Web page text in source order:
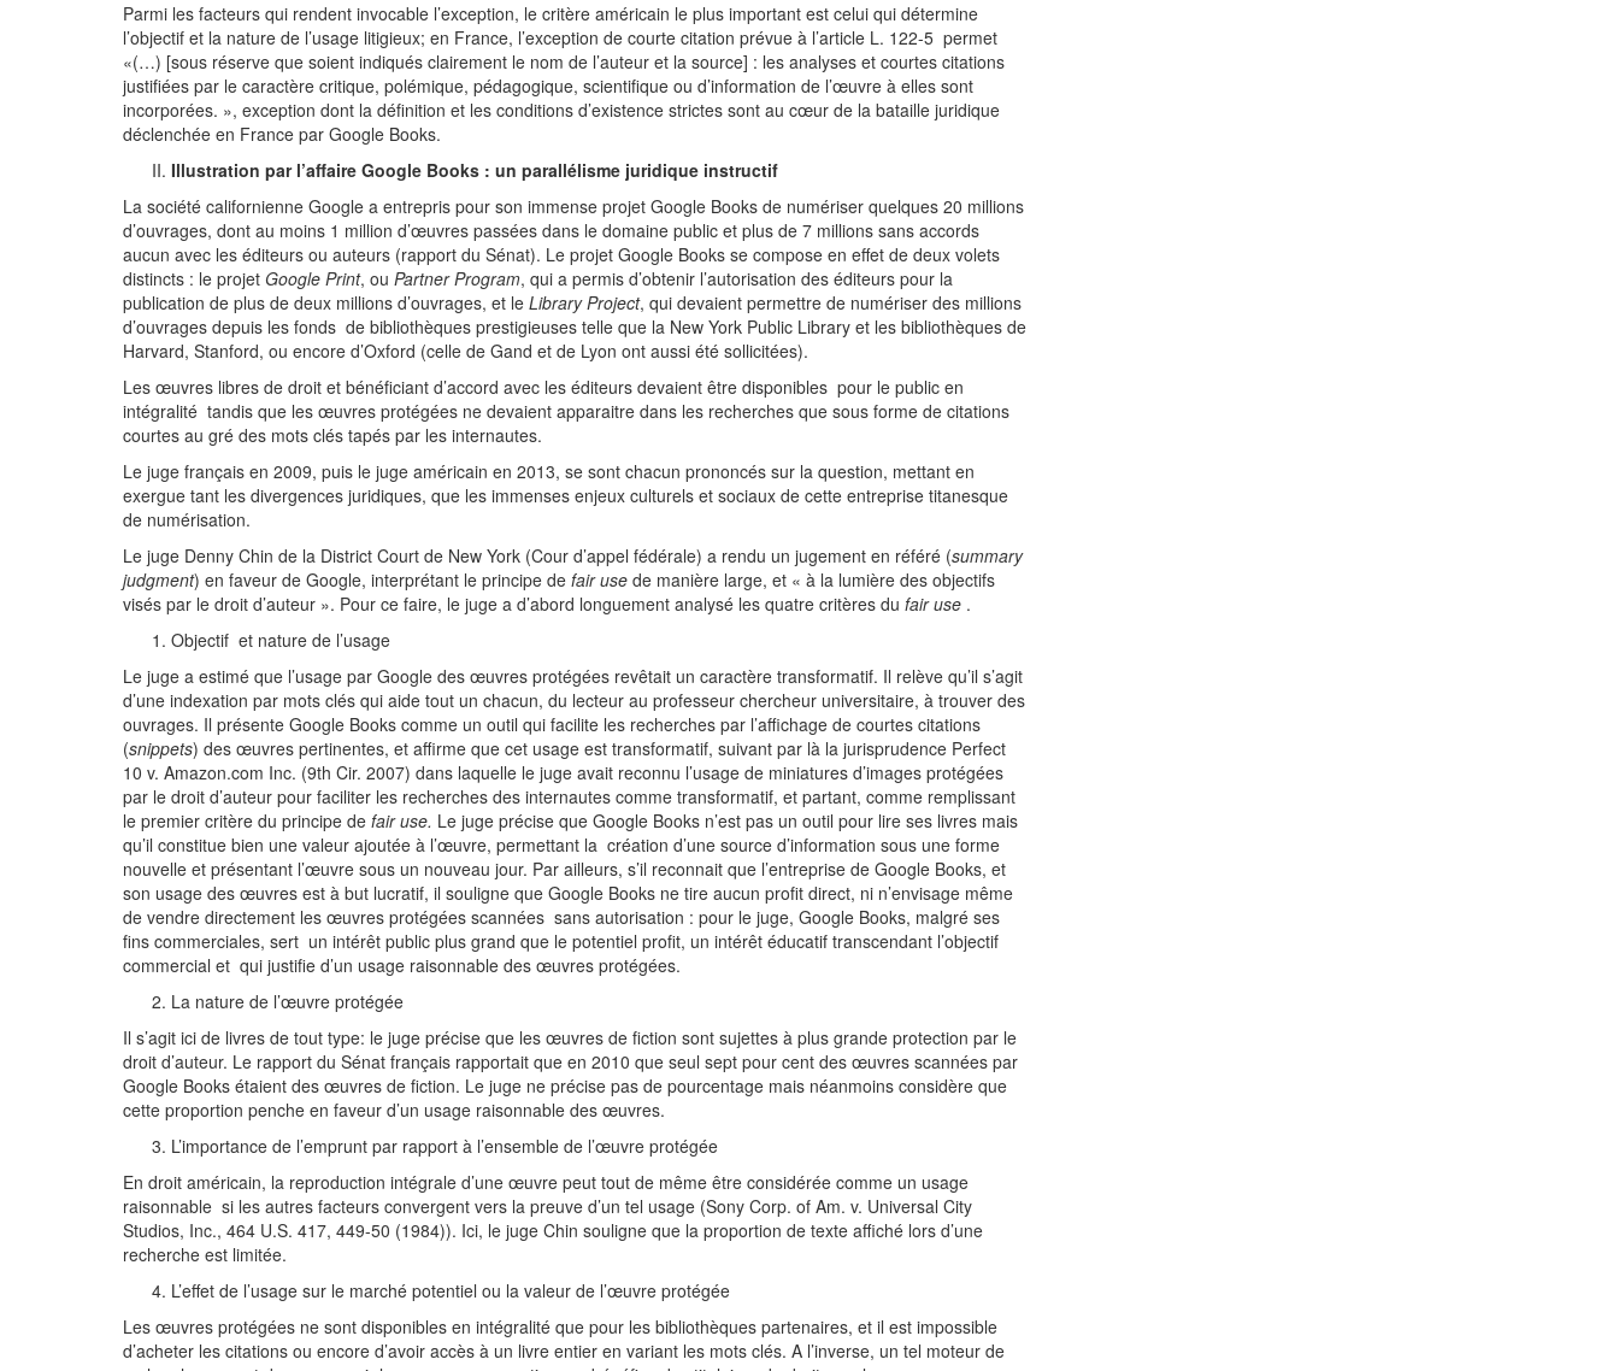
Parmi les facteurs qui rendent invocable l’exception, le critère américain le plus important est celui qui détermine
l’objectif et la nature de l’usage litigieux; en France, l’exception de courte citation prévue à l’article L. 122-5 permet
«(…) [sous réserve que soient indiqués clairement le nom de l’auteur et la source] : les analyses et courtes citations
justifiées par le caractère critique, polémique, pédagogique, scientifique ou d’information de l’œuvre à elles sont
incorporées. », exception dont la définition et les conditions d’existence strictes sont au cœur de la bataille juridique
déclenchée en France par Google Books.
Illustration par l’affaire Google Books : un parallélisme juridique instructif
La société californienne Google a entrepris pour son immense projet Google Books de numériser quelques 20 millions
d’ouvrages, dont au moins 1 million d’œuvres passées dans le domaine public et plus de 7 millions sans accords
aucun avec les éditeurs ou auteurs (rapport du Sénat). Le projet Google Books se compose en effet de deux volets
distincts : le projet Google Print, ou Partner Program, qui a permis d’obtenir l’autorisation des éditeurs pour la
publication de plus de deux millions d’ouvrages, et le Library Project, qui devaient permettre de numériser des millions
d’ouvrages depuis les fonds de bibliothèques prestigieuses telle que la New York Public Library et les bibliothèques de
Harvard, Stanford, ou encore d’Oxford (celle de Gand et de Lyon ont aussi été sollicitées).
Les œuvres libres de droit et bénéficiant d’accord avec les éditeurs devaient être disponibles pour le public en
intégralité tandis que les œuvres protégées ne devaient apparaitre dans les recherches que sous forme de citations
courtes au gré des mots clés tapés par les internautes.
Le juge français en 2009, puis le juge américain en 2013, se sont chacun prononcés sur la question, mettant en
exergue tant les divergences juridiques, que les immenses enjeux culturels et sociaux de cette entreprise titanesque
de numérisation.
Le juge Denny Chin de la District Court de New York (Cour d’appel fédérale) a rendu un jugement en référé (summary
judgment) en faveur de Google, interprétant le principe de fair use de manière large, et « à la lumière des objectifs
visés par le droit d’auteur ». Pour ce faire, le juge a d’abord longuement analysé les quatre critères du fair use .
Objectif et nature de l’usage
Le juge a estimé que l’usage par Google des œuvres protégées revêtait un caractère transformatif. Il relève qu’il s’agit
d’une indexation par mots clés qui aide tout un chacun, du lecteur au professeur chercheur universitaire, à trouver des
ouvrages. Il présente Google Books comme un outil qui facilite les recherches par l’affichage de courtes citations
(snippets) des œuvres pertinentes, et affirme que cet usage est transformatif, suivant par là la jurisprudence Perfect
10 v. Amazon.com Inc. (9th Cir. 2007) dans laquelle le juge avait reconnu l’usage de miniatures d’images protégées
par le droit d’auteur pour faciliter les recherches des internautes comme transformatif, et partant, comme remplissant
le premier critère du principe de fair use. Le juge précise que Google Books n’est pas un outil pour lire ses livres mais
qu’il constitue bien une valeur ajoutée à l’œuvre, permettant la création d’une source d’information sous une forme
nouvelle et présentant l’œuvre sous un nouveau jour. Par ailleurs, s’il reconnait que l’entreprise de Google Books, et
son usage des œuvres est à but lucratif, il souligne que Google Books ne tire aucun profit direct, ni n’envisage même
de vendre directement les œuvres protégées scannées sans autorisation : pour le juge, Google Books, malgré ses
fins commerciales, sert un intérêt public plus grand que le potentiel profit, un intérêt éducatif transcendant l’objectif
commercial et qui justifie d’un usage raisonnable des œuvres protégées.
La nature de l’œuvre protégée
Il s’agit ici de livres de tout type: le juge précise que les œuvres de fiction sont sujettes à plus grande protection par le
droit d’auteur. Le rapport du Sénat français rapportait que en 2010 que seul sept pour cent des œuvres scannées par
Google Books étaient des œuvres de fiction. Le juge ne précise pas de pourcentage mais néanmoins considère que
cette proportion penche en faveur d’un usage raisonnable des œuvres.
L’importance de l’emprunt par rapport à l’ensemble de l’œuvre protégée
En droit américain, la reproduction intégrale d’une œuvre peut tout de même être considérée comme un usage
raisonnable si les autres facteurs convergent vers la preuve d’un tel usage (Sony Corp. of Am. v. Universal City
Studios, Inc., 464 U.S. 417, 449-50 (1984)). Ici, le juge Chin souligne que la proportion de texte affiché lors d’une
recherche est limitée.
L’effet de l’usage sur le marché potentiel ou la valeur de l’œuvre protégée
Les œuvres protégées ne sont disponibles en intégralité que pour les bibliothèques partenaires, et il est impossible
d’acheter les citations ou encore d’avoir accès à un livre entier en variant les mots clés. A l’inverse, un tel moteur de